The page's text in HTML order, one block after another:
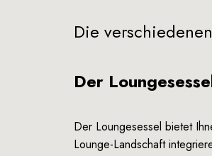
Die
Der
Der Loungesessel bietet
Lounge-Landschaft